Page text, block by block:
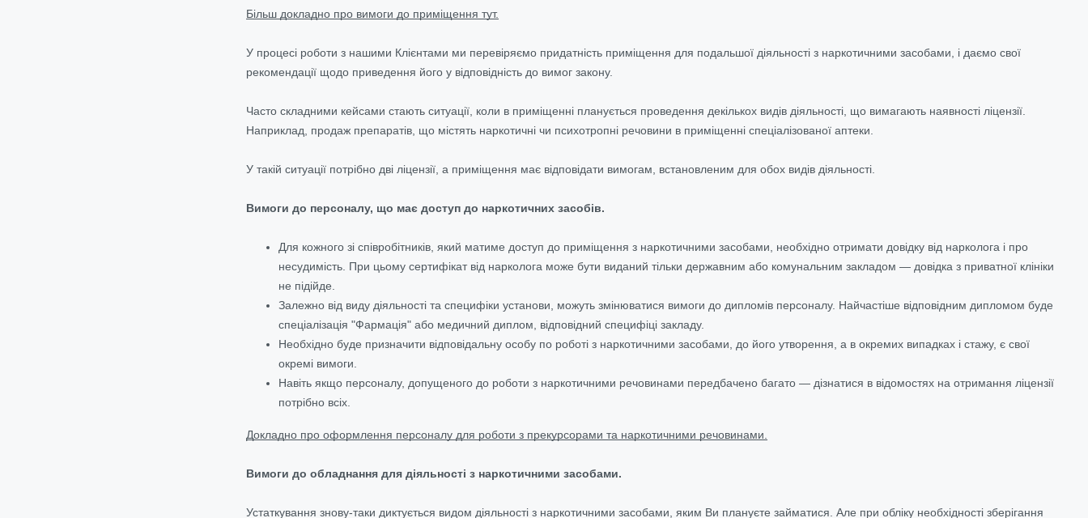
Більш докладно про вимоги до приміщення тут.
У процесі роботи з нашими Клієнтами ми перевіряємо придатність приміщення для подальшої діяльності з наркотичними засобами, і даємо свої
рекомендації щодо приведення його у відповідність до вимог закону.
Часто складними кейсами стають ситуації, коли в приміщенні планується проведення декількох видів діяльності, що вимагають наявності ліцензії.
Наприклад, продаж препаратів, що містять наркотичні чи психотропні речовини в приміщенні спеціалізованої аптеки.
У такій ситуації потрібно дві ліцензії, а приміщення має відповідати вимогам, встановленим для обох видів діяльності.
Вимоги до персоналу, що має доступ до наркотичних засобів.
Для кожного зі співробітників, який матиме доступ до приміщення з наркотичними засобами, необхідно отримати довідку від нарколога і про
несудимість. При цьому сертифікат від нарколога може бути виданий тільки державним або комунальним закладом — довідка з приватної клініки
не підійде.
Залежно від виду діяльності та специфіки установи, можуть змінюватися вимоги до дипломів персоналу. Найчастіше відповідним дипломом буде
спеціалізація "Фармація" або медичний диплом, відповідний специфіці закладу.
Необхідно буде призначити відповідальну особу по роботі з наркотичними засобами, до його утворення, а в окремих випадках і стажу, є свої
окремі вимоги.
Навіть якщо персоналу, допущеного до роботи з наркотичними речовинами передбачено багато — дізнатися в відомостях на отримання ліцензії
потрібно всіх.
Докладно про оформлення персоналу для роботи з прекурсорами та наркотичними речовинами.
Вимоги до обладнання для діяльності з наркотичними засобами.
Устаткування знову-таки диктується видом діяльності з наркотичними засобами, яким Ви плануєте займатися. Але при обліку необхідності зберігання